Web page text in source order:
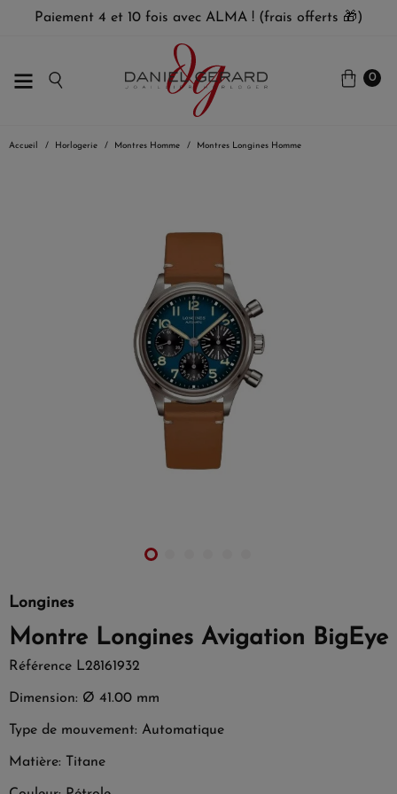
Paiement 4 et 10 fois avec ALMA ! (frais offerts 🎁)
0
Accueil Horlogerie Montres Homme Montres Longines Homme
Longines
Montre Longines Avigation BigEye
Référence L28161932
Dimension: Ø 41.00 mm
Type de mouvement: Automatique
Matière: Titane